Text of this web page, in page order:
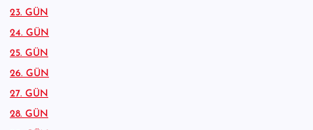
23. GÜN
24. GÜN
25. GÜN
26. GÜN
27. GÜN
28. GÜN